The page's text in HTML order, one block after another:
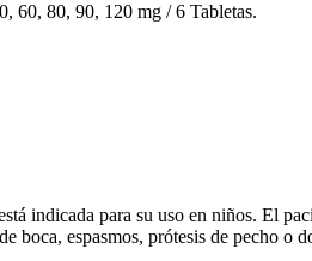
60, 80, 90, 120 mg / 6 Tabletas.
indicada para su uso en niños. El
boca, espasmos, prótesis de pecho o